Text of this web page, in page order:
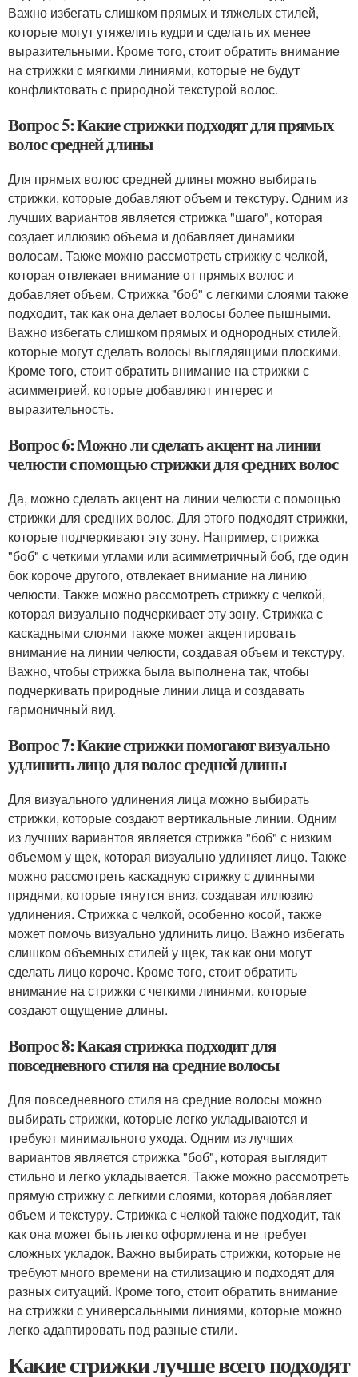
Важно избегать слишком прямых и тяжелых стилей,
которые могут утяжелить кудри и сделать их менее
выразительными. Кроме того, стоит обратить внимание
на стрижки с мягкими линиями, которые не будут
конфликтовать с природной текстурой волос.
Вопрос 5: Какие стрижки подходят для прямых
волос средней длины
Для прямых волос средней длины можно выбирать
стрижки, которые добавляют объем и текстуру. Одним из
лучших вариантов является стрижка "шаго", которая
создает иллюзию объема и добавляет динамики
волосам. Также можно рассмотреть стрижку с челкой,
которая отвлекает внимание от прямых волос и
добавляет объем. Стрижка "боб" с легкими слоями также
подходит, так как она делает волосы более пышными.
Важно избегать слишком прямых и однородных стилей,
которые могут сделать волосы выглядящими плоскими.
Кроме того, стоит обратить внимание на стрижки с
асимметрией, которые добавляют интерес и
выразительность.
Вопрос 6: Можно ли сделать акцент на линии
челюсти с помощью стрижки для средних волос
Да, можно сделать акцент на линии челюсти с помощью
стрижки для средних волос. Для этого подходят стрижки,
которые подчеркивают эту зону. Например, стрижка
"боб" с четкими углами или асимметричный боб, где один
бок короче другого, отвлекает внимание на линию
челюсти. Также можно рассмотреть стрижку с челкой,
которая визуально подчеркивает эту зону. Стрижка с
каскадными слоями также может акцентировать
внимание на линии челюсти, создавая объем и текстуру.
Важно, чтобы стрижка была выполнена так, чтобы
подчеркивать природные линии лица и создавать
гармоничный вид.
Вопрос 7: Какие стрижки помогают визуально
удлинить лицо для волос средней длины
Для визуального удлинения лица можно выбирать
стрижки, которые создают вертикальные линии. Одним
из лучших вариантов является стрижка "боб" с низким
объемом у щек, которая визуально удлиняет лицо. Также
можно рассмотреть каскадную стрижку с длинными
прядями, которые тянутся вниз, создавая иллюзию
удлинения. Стрижка с челкой, особенно косой, также
может помочь визуально удлинить лицо. Важно избегать
слишком объемных стилей у щек, так как они могут
сделать лицо короче. Кроме того, стоит обратить
внимание на стрижки с четкими линиями, которые
создают ощущение длины.
Вопрос 8: Какая стрижка подходит для
повседневного стиля на средние волосы
Для повседневного стиля на средние волосы можно
выбирать стрижки, которые легко укладываются и
требуют минимального ухода. Одним из лучших
вариантов является стрижка "боб", которая выглядит
стильно и легко укладывается. Также можно рассмотреть
прямую стрижку с легкими слоями, которая добавляет
объем и текстуру. Стрижка с челкой также подходит, так
как она может быть легко оформлена и не требует
сложных укладок. Важно выбирать стрижки, которые не
требуют много времени на стилизацию и подходят для
разных ситуаций. Кроме того, стоит обратить внимание
на стрижки с универсальными линиями, которые можно
легко адаптировать под разные стили.
Какие стрижки лучше всего подходят